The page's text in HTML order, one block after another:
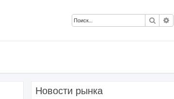
Поиск
Новости рынка